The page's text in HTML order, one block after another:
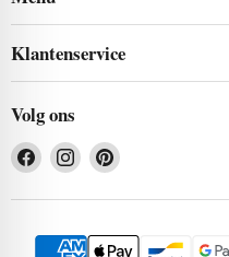
Klantenservice
Volg ons
Vind
ons
op
Vind
ons
op
Vind
op